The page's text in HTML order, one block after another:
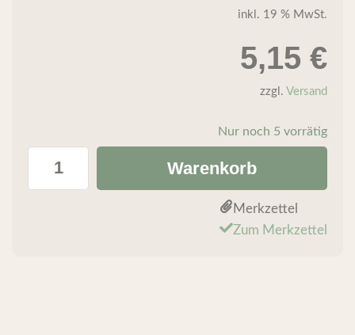
inkl. 19 % MwSt.
5,15 €
zzgl. Versand
Nur noch 5 vorrätig
Warenkorb
Merkzettel
Zum Merkzettel